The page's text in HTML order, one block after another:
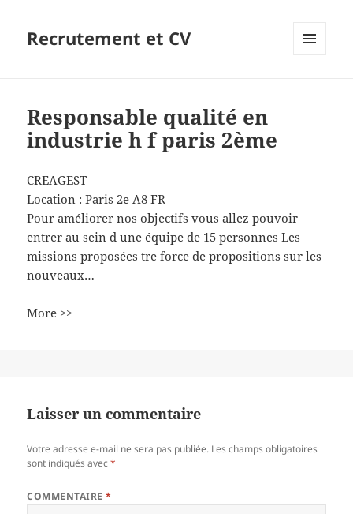
Recrutement et CV
Responsable qualité en
industrie h f paris 2ème
CREAGEST
Location :Paris 2e A8 FR
Pour améliorer nos objectifs vous allez pouvoir
entrer au sein d une équipe de 15 personnes Les
missions proposées tre force de propositions sur les
nouveaux…
More >>
Laisser un commentaire
Votre adresse e-mail ne sera pas publiée. Les champs obligatoires
sont indiqués avec*
COMMENTAIRE*